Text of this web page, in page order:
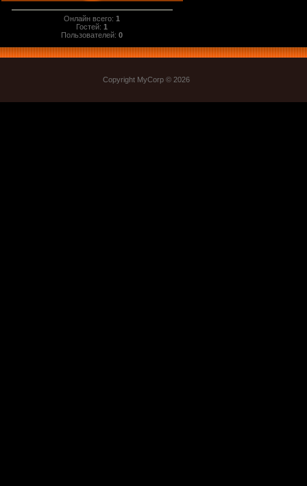
Онлайн всего:1
Гостей:1
Пользователей:0
Copyright MyCorp © 2026